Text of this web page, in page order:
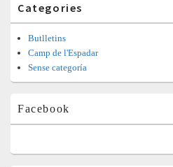
Categories
Butlletins
Camp de l'Espadar
Sense categoría
Facebook